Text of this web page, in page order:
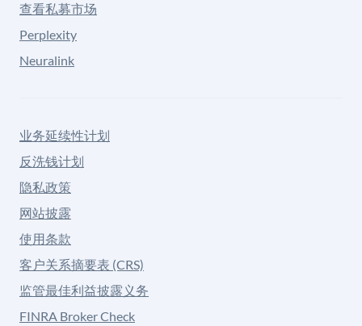
查看私募市场
Perplexity
Neuralink
业务延续性计划
反洗钱计划
隐私政策
网站披露
使用条款
客户关系摘要表 (CRS)
监管最佳利益披露义务
FINRA Broker Check